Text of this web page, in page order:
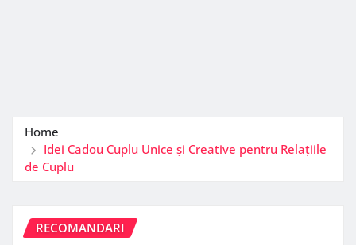
Home
Idei Cadou Cuplu Unice și Creative pentru Relațiile
de Cuplu
RECOMANDARI